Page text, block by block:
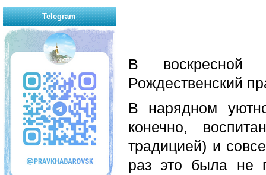
В
Рождественский
В нарядном
конечно,
традицией) и
раз это была не
Telegram